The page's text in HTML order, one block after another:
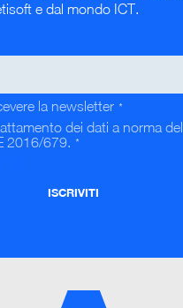
e dal mondo ICT.
la newsletter *
dei dati a norma del
2016/679. *